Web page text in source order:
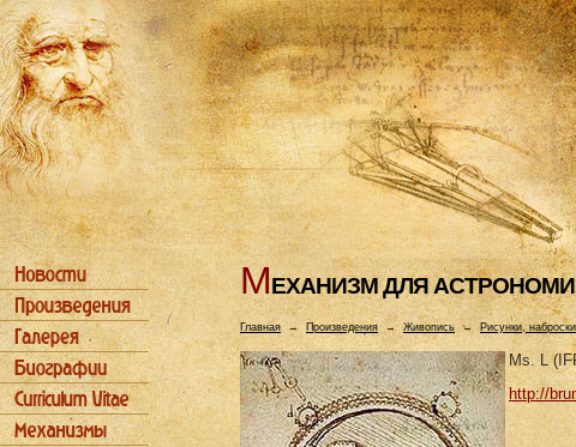
МЕХАHИЗМ ДЛЯ
Главная→ Произведения → Живопись → Рисунки,
Ms. L
http://